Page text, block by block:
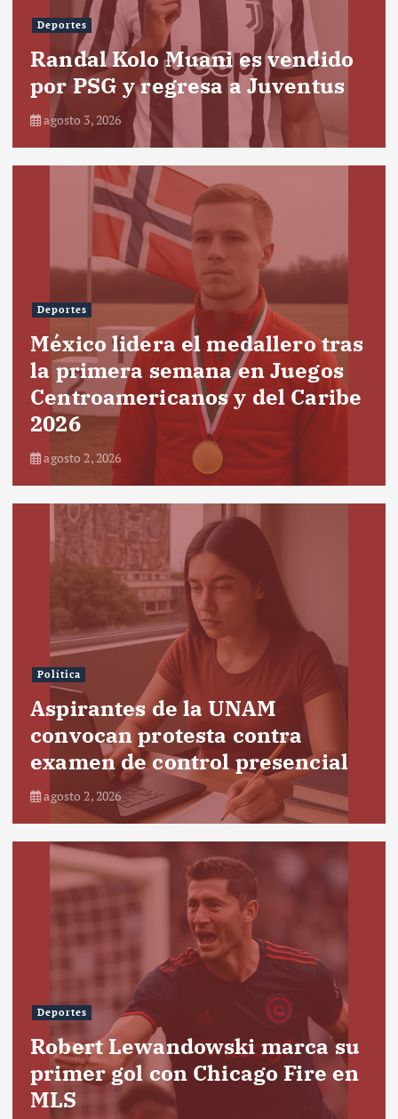
Deportes
Randal Kolo Muani es vendido
por PSG y regresa a Juventus
agosto 3, 2026
Deportes
México lidera el medallero tras
la primera semana en Juegos
Centroamericanos y del Caribe
2026
agosto 2, 2026
Política
Aspirantes de la UNAM
convocan protesta contra
examen de control presencial
agosto 2, 2026
Deportes
Robert Lewandowski marca su
primer gol con Chicago Fire en
MLS